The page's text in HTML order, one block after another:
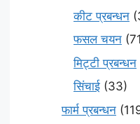
कीट प्रबन्धन
फसल चयन
मि‌ट्टी प्रबन्धन
सिंचाई (33)
फार्म प्रबन्धन